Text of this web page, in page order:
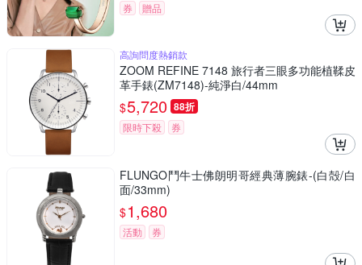
券 贈品
高詢問度熱銷款
ZOOM REFINE 7148 旅行者三眼多功能植鞣皮
革手錶(ZM7148)-純淨白/44mm
$5,720 88折
限時下殺 券
FLUNGO鬥牛士佛朗明哥經典薄腕錶-(白殻/白
面/33mm)
$1,680
活動 券